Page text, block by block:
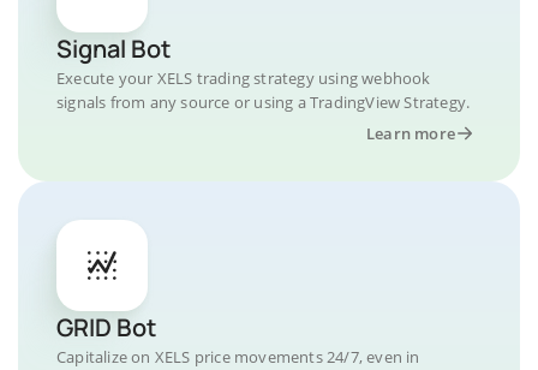
Signal Bot
Execute your XELS trading strategy using webhook
signals from any source or using a TradingView Strategy.
Learn more
GRID Bot
Capitalize on XELS price movements 24/7, even in